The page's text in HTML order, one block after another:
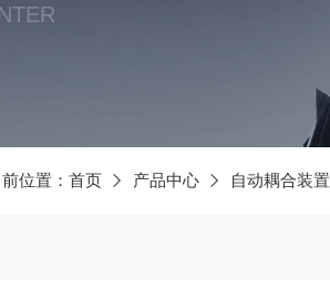
位置： 首页 产品中心 自动耦合装置